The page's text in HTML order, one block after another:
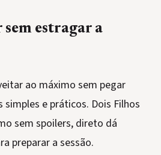
sem estragar a
ao máximo sem pegar
simples e práticos. Dois Filhos
sem spoilers, direto dá
preparar a sessão.